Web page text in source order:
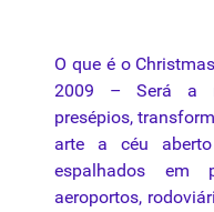
O que é o
2009 – Será a
presépios,
arte a céu
espalhados em
aeroportos,